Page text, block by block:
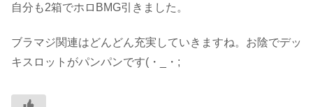
自分も2箱でホロBMG引きました。
ブラマジ関連はどんどん充実していきますね。お陰でデッ
キスロットがパンパンです‎(・_・;